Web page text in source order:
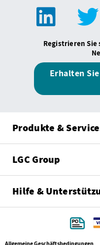
Registrieren Sie
Erhalten
Produkte &
LGC Group
Hilfe &
Allgemeine Geschäftsbedingungen